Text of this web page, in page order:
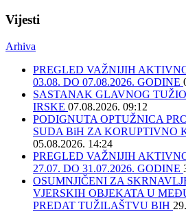
Vijesti
Arhiva
PREGLED VAŽNIJIH
03.08. DO 07.08.2026. GODINE
SASTANAK GLAVNOG
IRSKE 07.08.2026. 09:12
PODIGNUTA OPTUŽNICA
SUDA BiH ZA KORUPTIVNO
05.08.2026. 14:24
PREGLED VAŽNIJIH
27.07. DO 31.07.2026. GODINE
OSUMNJIČENI ZA
VJERSKIH OBJEKATA U
PREDAT TUŽILAŠTVU BIH